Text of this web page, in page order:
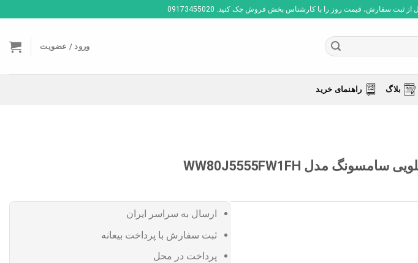
سفارش، قیمت روز را با کارشناس بخش فروش چک کنید. 09173455020
ورود / عضویت
بلاگ راهنمای خرید
ارسال به سراسر ایران
ثبت سفارش با پرداخت بیعانه
پرداخت در محل